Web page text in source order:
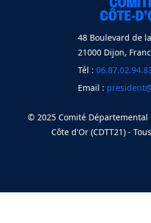
48 Boulevard de
21000 Dijon,
Tél :
Email :
© 2025 Comité Départemental
Côte d'Or (CDTT21) -